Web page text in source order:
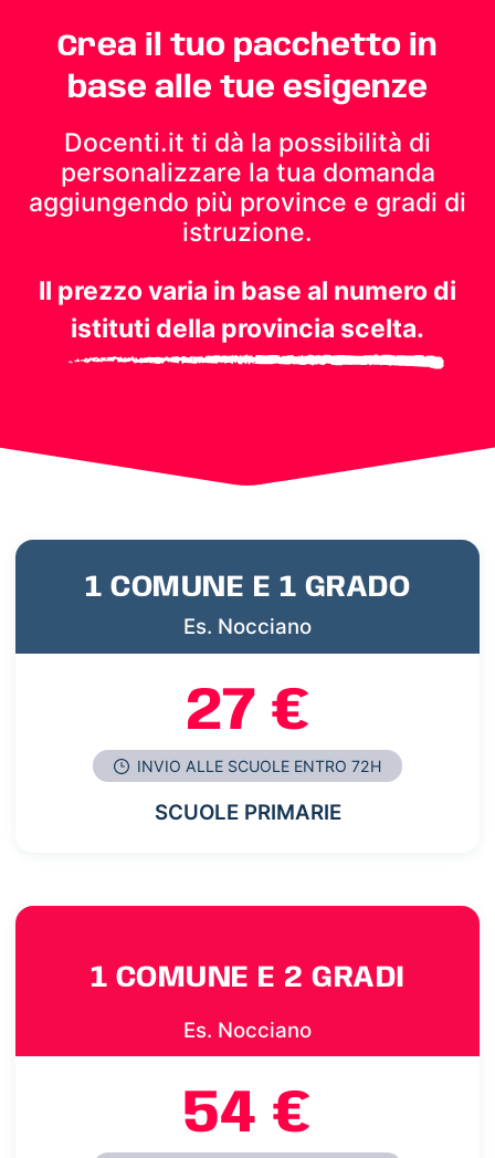
Crea il tuo pacchetto in
base alle tue esigenze
Docenti.it ti dà la possibilità di
personalizzare la tua domanda
aggiungendo più province e gradi di
istruzione.
Il prezzo varia in base al numero di
istituti della provincia scelta.
1 COMUNE E 1 GRADO
Es. Nocciano
27 €
INVIO ALLE SCUOLE ENTRO 72H
SCUOLE PRIMARIE
1 COMUNE E 2 GRADI
Es. Nocciano
54 €